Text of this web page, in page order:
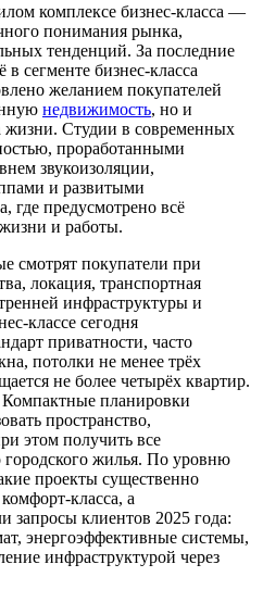
комплексе бизнес-класса —
понимания рынка,
тенденций. За последние
сегменте бизнес-класса
желанием покупателей
недвижимость, но и
жизни. Студии в современных
проработанными
звукоизоляции,
и развитыми
где предусмотрено всё
и работы.
смотрят покупатели при
локация, транспортная
инфраструктуры и
классе сегодня
приватности, часто
потолки не менее трёх
не более четырёх квартир.
планировки
пространство,
этом получить все
жилья. По уровню
проекты существенно
класса, а
запросы клиентов 2025 года:
энергоэффективные системы,
инфраструктурой через